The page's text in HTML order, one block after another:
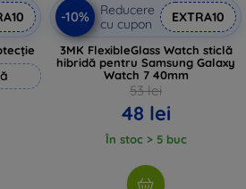
-10%
Reducere
cu cupon
EXTRA10
3MK FlexibleGlass Watch sticlă
hibridă pentru Samsung Galaxy
Watch 7 40mm
53 lei
48 lei
În stoc > 5 buc